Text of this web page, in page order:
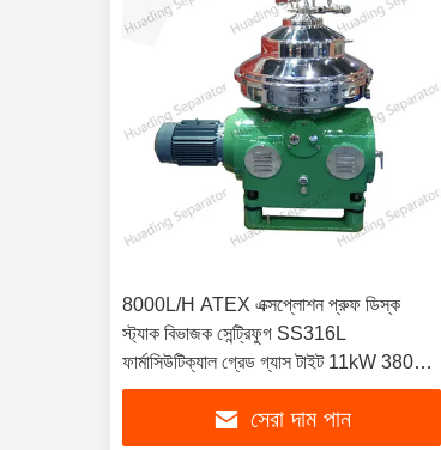
8000L/H ATEX এক্সপ্লোশন প্রুফ ডিস্ক
স্ট্যাক বিভাজক সেন্ট্রিফুগ SS316L
ফার্মাসিউটিক্যাল গ্রেড গ্যাস টাইট 11kW 380V
ডিজাইন
সেরা দাম পান